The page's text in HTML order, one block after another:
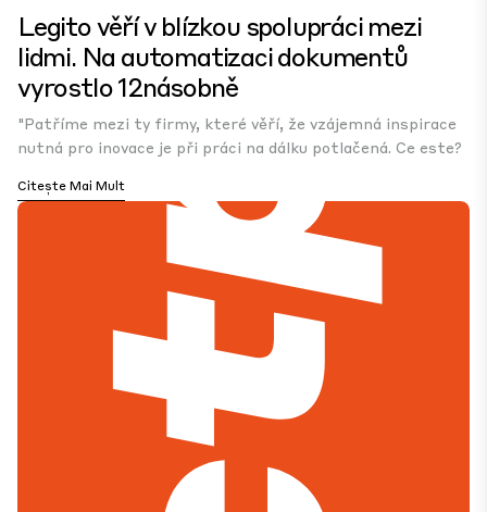
Legito věří v blízkou spolupráci mezi
lidmi. Na automatizaci dokumentů
vyrostlo 12násobně
"Patříme mezi ty firmy, které věří, že vzájemná inspirace
nutná pro inovace je při práci na dálku potlačená. Ce este?
Citește Mai Mult